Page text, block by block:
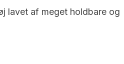
lavet af meget holdbare og